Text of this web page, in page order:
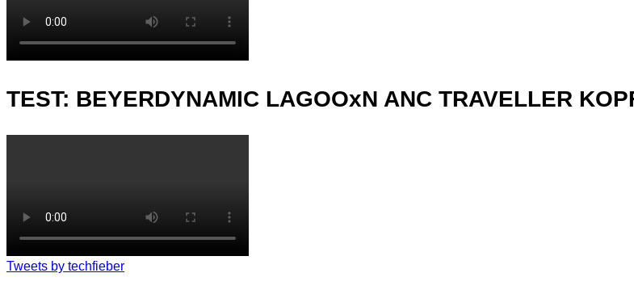
TEST: BEYERDYNAMIC LAGOOxN ANC TRAVELLER
Tweets by techfieber